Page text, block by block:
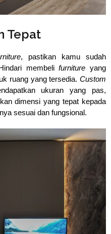
Tepat
, pastikan kamu sudah
membelifurniture yang
ruang yang tersedia. Custom
ukuran yang pas,
dimensi yang tepat kepada
sesuai dan fungsional.